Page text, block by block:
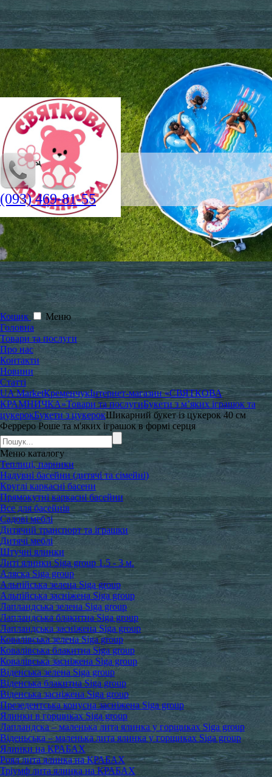
(093) 469-81-55
Кошик
Меню
Головна
Товари та послуги
Про нас
Контакти
Новини
Статті
UA MarketКременчукІнтернет-магазин «СВЯТКОВА
КРАМНИЧКА»Товари та послугиБукети з м’яких іграшок та
цукерокБукети з цукерокШикарний букет із цукерок 40 см
Ферреро Роше та м'яких іграшок в формі серця
Менюкаталогу
Теплиці, парники
Надувні басейни (дитячі та сімейні)
Круглі каркасні басени
Прямокутні каркасні басейни
Все для басейнів
Садові меблі
Дитячий транспорт та іграшки
Дитячі меблі
Штучні ялинки
Литі ялинки Siga group 1.5 - 3 м.
Аляска Siga group
Альпійська зелена Siga group
Альпійська засніжена Siga group
Лапландська зелена Siga group
Лапландська блакитна Siga group
Лапландська засніжена Siga group
Ковалівська зелена Siga group
Ковалівська блакитна Siga group
Ковалівська засніжена Siga group
Віденська зелена Siga group
Віденська блакитна Siga group
Віденська засніжена Siga group
Презедентська конусна засніжена Siga group
Ялинки в горщиках Siga group
Лапландска – маленька лита ялинка у горщиках Siga group
Віденьська – маленька лита ялинка у горщиках Siga group
Ялинки на КРАБАХ
Роял лита ялинка на КРАБАХ
Тріумф лита ялинка на КРАБАХ